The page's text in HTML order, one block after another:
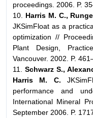
proceedings. 2006. P.
10. Harris M. C.,
JKSimFloat as a
optimization //
Plant Design,
Vancouver. 2002. P.
11. Schwarz S.,
Harris M. C.
performance and
International Mineral
September 2006. P.